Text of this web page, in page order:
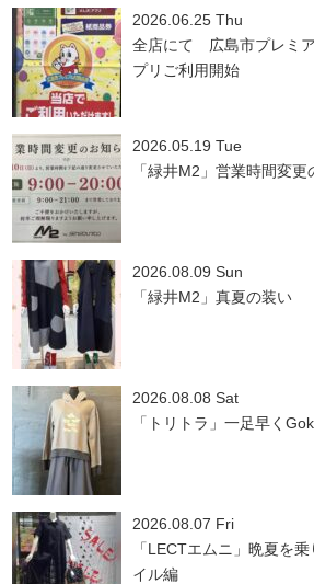
2026.06.25 Thu
全店にて 広島市プレミ
プリご利用開始
2026.05.19 Tue
「緑井M2」営業時間変
2026.08.09 Sun
「緑井M2」真夏の装い
2026.08.08 Sat
「トリトラ」一足早く
2026.08.07 Fri
「LECTエムニ」晩夏を
イル編